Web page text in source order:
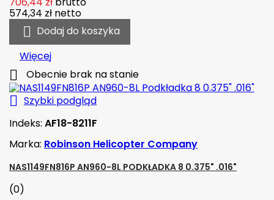
574,34 zł netto
 Dodaj do koszyka
Więcej
 Obecnie brak na stanie
 Szybki podgląd
Indeks: AF18-8211F
Marka: Robinson Helicopter Company
NAS1149FN816P AN960-8L PODKŁADKA 8 0.375" .016"
(0)